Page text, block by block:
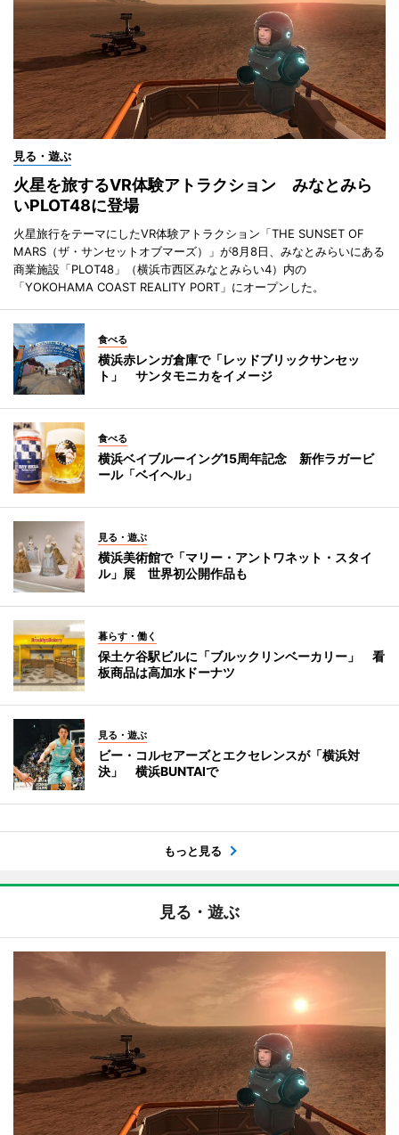
見る・遊ぶ
火星を旅するVR体験アトラクション みなとみら
いPLOT48に登場
火星旅行をテーマにしたVR体験アトラクション「THE SUNSET OF
MARS（ザ・サンセットオブマーズ）」が8月8日、みなとみらいにある
商業施設「PLOT48」（横浜市西区みなとみらい4）内の
「YOKOHAMA COAST REALITY PORT」にオープンした。
食べる
横浜赤レンガ倉庫で「レッドブリックサンセッ
ト」 サンタモニカをイメージ
食べる
横浜ベイブルーイング15周年記念 新作ラガービ
ール「ベイヘル」
見る・遊ぶ
横浜美術館で「マリー・アントワネット・スタイ
ル」展 世界初公開作品も
暮らす・働く
保土ケ谷駅ビルに「ブルックリンベーカリー」 看
板商品は高加水ドーナツ
見る・遊ぶ
ビー・コルセアーズとエクセレンスが「横浜対
決」 横浜BUNTAIで
もっと見る
見る・遊ぶ